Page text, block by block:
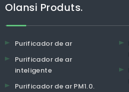
Olansi Produts.
Purificador de ar
Purificador de ar
inteligente
Purificador de ar PM1.0.